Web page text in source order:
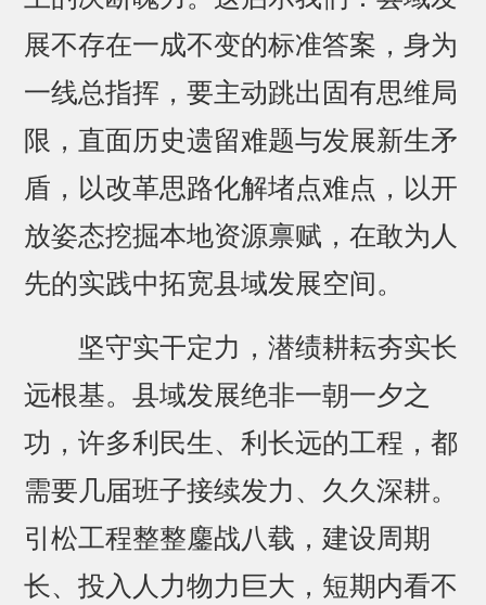
展不存在一成不变的标准答案，身为
一线总指挥，要主动跳出固有思维局
限，直面历史遗留难题与发展新生矛
盾，以改革思路化解堵点难点，以开
放姿态挖掘本地资源禀赋，在敢为人
先的实践中拓宽县域发展空间。
坚守实干定力，潜绩耕耘夯实长
远根基。县域发展绝非一朝一夕之
功，许多利民生、利长远的工程，都
需要几届班子接续发力、久久深耕。
引松工程整整鏖战八载，建设周期
长、投入人力物力巨大，短期内看不